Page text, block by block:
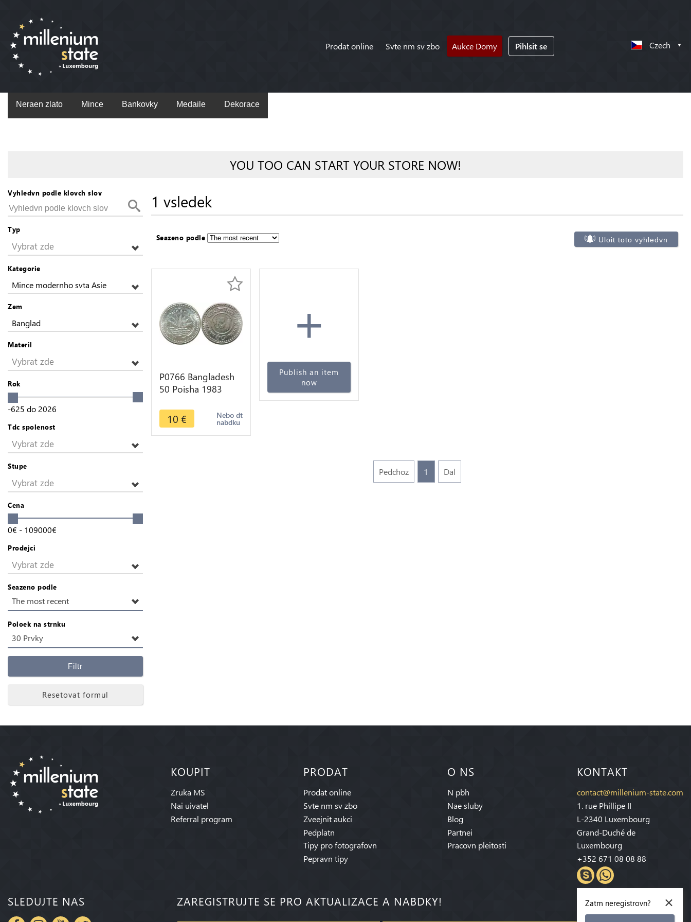
Prodat online Svte nm sv zbo Aukce Domy Pihlsit se Czech
Neraen zlato Mince Bankovky Medaile Dekorace
YOU TOO CAN START YOUR STORE NOW!
Vyhledvn podle klovch slov
Typ
Vybrat zde
Kategorie
Mince modernho svta Asie
Zem
Banglad
Materil
Vybrat zde
Rok
-625 do 2026
Tdc spolenost
Vybrat zde
Stupe
Vybrat zde
Cena
0€ - 109000€
Prodejci
Vybrat zde
Seazeno podle
The most recent
Poloek na strnku
30 Prvky
Filtr
Resetovat formul
1 vsledek
Seazeno podle Uloit toto vyhledvn
P0766 Bangladesh
50 Poisha 1983
10 € Nebo dt
nabdku
+
Publish an item
now
Pedchoz 1 Dal
KOUPIT
Zruka MS
Nai uivatel
Referral program
PRODAT
Prodat online
Svte nm sv zbo
Zveejnit aukci
Pedplatn
Tipy pro fotografovn
Pepravn tipy
O NS
N pbh
Nae sluby
Blog
Partnei
Pracovn pleitosti
KONTAKT
contact@millenium-state.com
1. rue Phillipe II
L-2340 Luxembourg
Grand-Duché de
Luxembourg
+352 671 08 08 88
SLEDUJTE NAS ZAREGISTRUJTE SE PRO AKTUALIZACE A NABDKY! ×
Zatm neregistrovn?